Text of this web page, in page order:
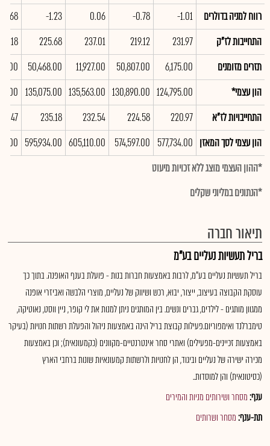
רווח למניה בדולרים
-1.01
-0.78
0.06
-1.23
0.68
התחייבות לז"ק
231.97
219.12
237.01
225.68
תזרים מזומנים
6,175.00
50,807.00
11,927.00
50,468.00
הון עצמי*
124,795.00
130,890.00
135,563.00
135,075.00
התחייבויות לז"א
220.97
224.58
232.54
235.18
הון עצמי לסך המאזן 577,734.00
574,597.00
605,110.00
595,934.00
*ההון העצמי מוצג ללא זכויות מיעוט
*הנתונים במליוני שקלים
תיאור חברה
בריל תעשיות נעליים בע"מ
בריל תעשיות נעליים בע"מ, לרבות באמצעות חברות בנות - פועלת בענף האופנה. בתוך כך
עוסקת הקבוצה בעיצוב, ייצור, יבוא, רכש ושיווק של נעליים, מוצרי הלבשה ואביזרי אופנה
ממגוון מותגים - לילדים, גברים ונשים. בין המותגים ניתן למנות את לי קופר, ניין ווסט, נאוטיקה,
טימברלנד ואימפוריום.פעילות קבוצת בריל הינה באמצעות ניהול והפעלת רשתות חנויות (בעיקר
באמצעות זכיינים-מפעילים) ואתרי סחר אינטרנטיים-מקוונים (כקמעונאית); וכן באמצעות
מכירה ישירה של נעליים וביגוד, הן לחנויות ולרשתות קמעונאיות שונות ברחבי הארץ
(כסיטונאית) והן למוסדות..
ענף:מסחר ושירותים מניות והמירים
תת-ענף:מסחר ושרותים